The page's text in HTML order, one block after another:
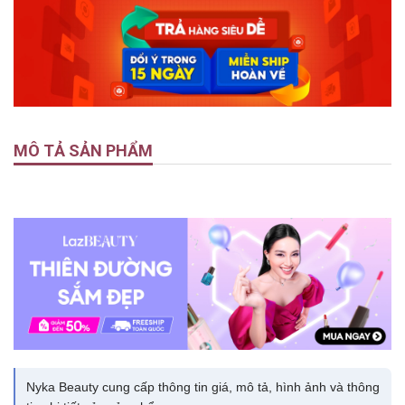
MÔ TẢ SẢN PHẨM
Nyka Beauty cung cấp thông tin giá, mô tả, hình ảnh và thông